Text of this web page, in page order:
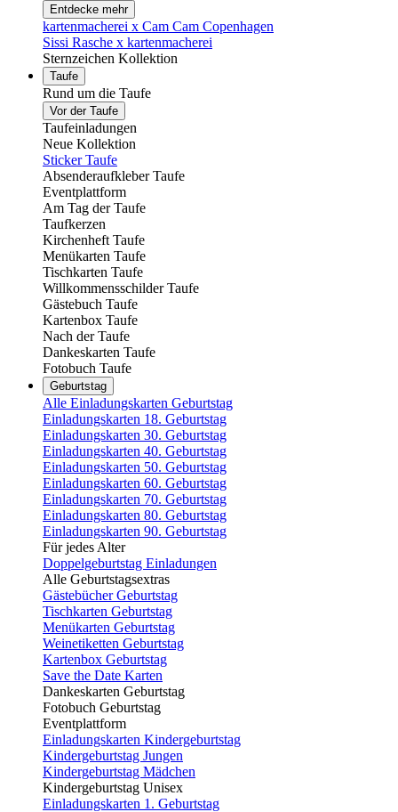
Entdecke mehr
kartenmacherei x Cam Cam Copenhagen
Sissi Rasche x kartenmacherei
Sternzeichen Kollektion
Taufe
Rund um die Taufe
Vor der Taufe
Taufeinladungen
Neue Kollektion
Sticker Taufe
Absenderaufkleber Taufe
Eventplattform
Am Tag der Taufe
Taufkerzen
Kirchenheft Taufe
Menükarten Taufe
Tischkarten Taufe
Willkommensschilder Taufe
Gästebuch Taufe
Kartenbox Taufe
Nach der Taufe
Dankeskarten Taufe
Fotobuch Taufe
Geburtstag
Alle Einladungskarten Geburtstag
Einladungskarten 18. Geburtstag
Einladungskarten 30. Geburtstag
Einladungskarten 40. Geburtstag
Einladungskarten 50. Geburtstag
Einladungskarten 60. Geburtstag
Einladungskarten 70. Geburtstag
Einladungskarten 80. Geburtstag
Einladungskarten 90. Geburtstag
Für jedes Alter
Doppelgeburtstag Einladungen
Alle Geburtstagsextras
Gästebücher Geburtstag
Tischkarten Geburtstag
Menükarten Geburtstag
Weinetiketten Geburtstag
Kartenbox Geburtstag
Save the Date Karten
Dankeskarten Geburtstag
Fotobuch Geburtstag
Eventplattform
Einladungskarten Kindergeburtstag
Kindergeburtstag Jungen
Kindergeburtstag Mädchen
Kindergeburtstag Unisex
Einladungskarten 1. Geburtstag